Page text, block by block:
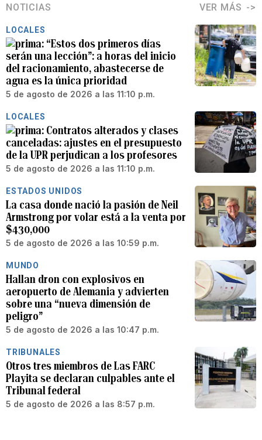
NOTICIAS VER MÁS
LOCALES
“Estos dos primeros días
serán una lección”: a horas del inicio
del racionamiento, abastecerse de
agua es la única prioridad
5 de agosto de 2026 a las 11:10 p.m.
LOCALES
Contratos alterados y clases
canceladas: ajustes en el presupuesto
de la UPR perjudican a los profesores
5 de agosto de 2026 a las 11:10 p.m.
ESTADOS UNIDOS
La casa donde nació la pasión de Neil
Armstrong por volar está a la venta por
$430,000
5 de agosto de 2026 a las 10:59 p.m.
MUNDO
Hallan dron con explosivos en
aeropuerto de Alemania y advierten
sobre una “nueva dimensión de
peligro”
5 de agosto de 2026 a las 10:47 p.m.
TRIBUNALES
Otros tres miembros de Las FARC
Playita se declaran culpables ante el
Tribunal federal
5 de agosto de 2026 a las 8:57 p.m.